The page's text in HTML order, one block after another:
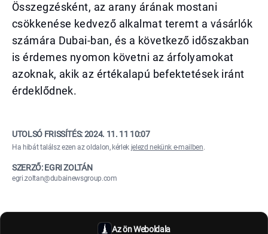
Összegzésként, az arany árának mostani
csökkenése kedvező alkalmat teremt a vásárlók
számára Dubai-ban, és a következő időszakban
is érdemes nyomon követni az árfolyamokat
azoknak, akik az értékalapú befektetések iránt
érdeklődnek.
UTOLSÓ FRISSÍTÉS:2024. 11. 11 10:07
Ha hibát találsz ezen az oldalon, kérlek jelezd nekünk e-mailben.
SZERZŐ: EGRI ZOLTÁN
egri.zoltan@dubainewsgroup.com
Az ön Weboldala